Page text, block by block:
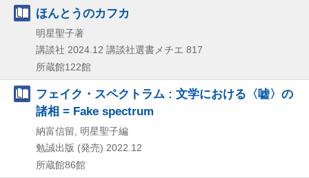
ほんとうのカフカ
明星聖子著
講談社 2024.12 講談社選書メチエ 817
所蔵館122館
フェイク・スペクトラム : 文学における〈嘘〉の
諸相 = Fake spectrum
納富信留, 明星聖子編
勉誠出版 (発売) 2022.12
所蔵館86館